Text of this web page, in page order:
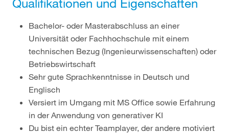
Bachelor- oder Masterabschluss an einer
Universität oder Fachhochschule mit einem
technischen Bezug (Ingenieurwissenschaften) oder
Betriebswirtschaft
Sehr gute Sprachkenntnisse in Deutsch und
Englisch
Versiert im Umgang mit MS Office sowie Erfahrung
in der Anwendung von generativer KI
Du bist ein echter Teamplayer, der andere motiviert